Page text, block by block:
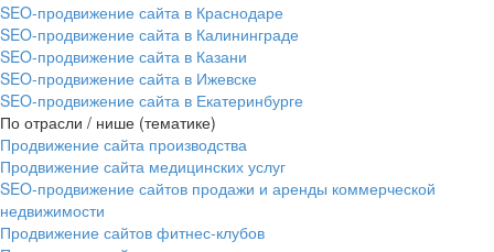
SEO-продвижение сайта в Краснодаре
SEO-продвижение сайта в Калининграде
SEO-продвижение сайта в Казани
SEO-продвижение сайта в Ижевске
SEO-продвижение сайта в Екатеринбурге
По отрасли / нише (тематике)
Продвижение сайта производства
Продвижение сайта медицинских услуг
SEO-продвижение сайтов продажи и аренды коммерческой
недвижимости
Продвижение сайтов фитнес-клубов